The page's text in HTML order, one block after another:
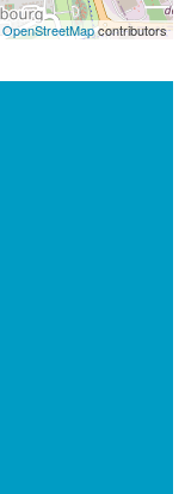
OpenStreetMapcontributors